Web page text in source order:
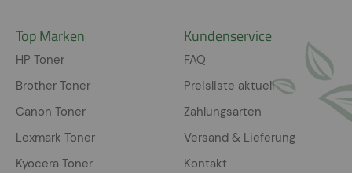
Top Marken
HP Toner
Brother Toner
Canon Toner
Lexmark Toner
Kyocera Toner
Kundenservice
FAQ
Preisliste aktuell
Zahlungsarten
Versand & Lieferung
Kontakt